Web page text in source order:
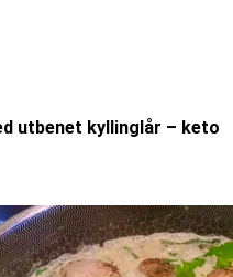
utbenet kyllinglår – keto